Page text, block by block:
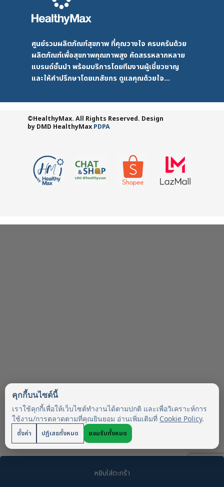
หยิบใส่ตะกร้า
คุกกี้บนไซต์นี้
เราใช้คุกกี้เพื่อให้เว็บไซต์ทำงานได้ตามปกติ และเพื่อวิเคราะห์การ
ใช้งาน/การตลาดตามที่คุณยินยอม อ่านเพิ่มเติมที่ Cookie Policy.
ตั้งค่า ปฏิเสธทั้งหมด ยอมรับทั้งหมด
ศูนย์รวมผลิตภัณฑ์สุขภาพ ที่คุณวางใจ ครบครันด้วย
ผลิตภัณฑ์เพื่อสุขภาพคุณภาพสูง คัดสรรหลากหลาย
แบรนด์ชั้นนำ พร้อมบริการโดยทีมงานผู้เชี่ยวชาญ
และให้คำปรึกษาโดยเภสัชกร ดูแลคุณด้วยใจ...
©HealthyMax. All Rights Reserved. Design
by DMD HealthyMax PDPA